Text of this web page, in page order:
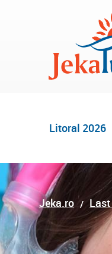
Litoral 2026
Jeka.ro